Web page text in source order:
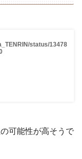
status/13478
可能性が高そうで